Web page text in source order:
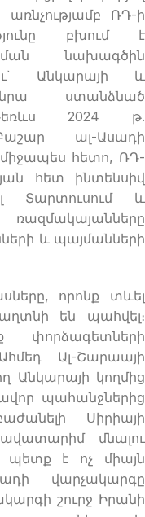
ՌԴ-ի
բխում է
նախագծին
Անկարայի և
ստանձնած
Դեռևս 2024 թ.
ալ-Ասադի
հետո, ՌԴ-
հետ ինտենսիվ
Տարտուսում և
և պայմանների
որոնք տևել
են պահվել։
փորձագետների
Ալ-Շարաայի
Անկարայի կողմից
պահանջներից
Սիրիայի
մնալու
պետք է ոչ միայն
վարչակարգը
շուրջ Իրանի